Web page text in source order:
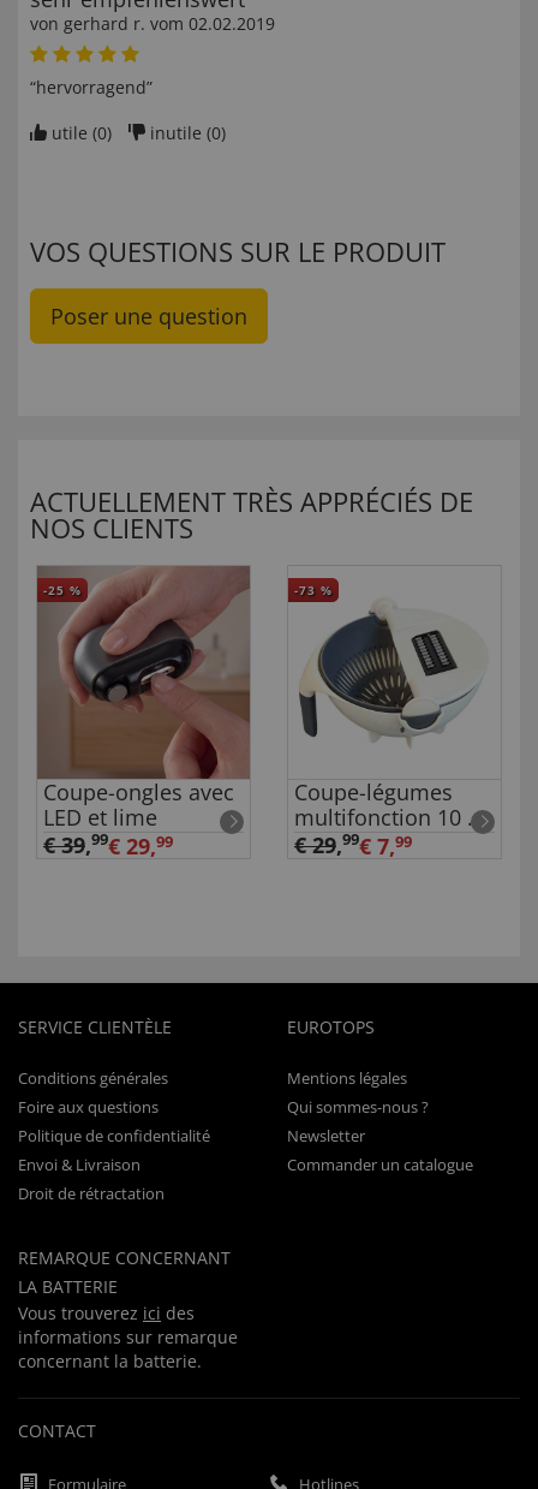
von gerhard r. vom 02.02.2019
“hervorragend”
utile (0) inutile (0)
VOS QUESTIONS SUR LE PRODUIT
Poser une question
ACTUELLEMENT TRÈS APPRÉCIÉS DE
NOS CLIENTS
-25 %
Coupe-ongles avec
LED et lime
€ 39,99€ 29,99
-73 %
Coupe-légumes
multifonction 10 en
1
€ 29,99€ 7,99
SERVICE CLIENTÈLE
Conditions générales
Foire aux questions
Politique de confidentialité
Envoi & Livraison
Droit de rétractation
REMARQUE CONCERNANT
LA BATTERIE
Vous trouverez ici des
informations sur remarque
concernant la batterie.
EUROTOPS
Mentions légales
Qui sommes-nous ?
Newsletter
Commander un catalogue
CONTACT
Formulaire
Hotlines